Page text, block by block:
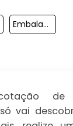
Embalagem A Vacuo Domestica
de
vai